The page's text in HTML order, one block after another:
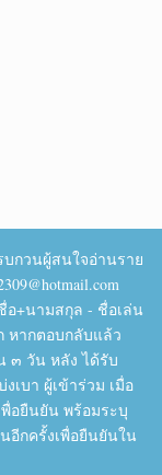
บกวนผู้สนใจอ่านราย
อ+นามสกุล - ชื่อเล่น
หากตอบกลับแล้ว
๓ วัน หลัง ได้รับ
เบา ผู้เข้าร่วม เมื่อ
อยืนยัน พร้อมระบุ
อีกครั้งเพื่อยืนยันใน